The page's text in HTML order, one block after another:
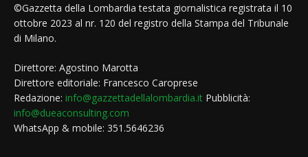
©Gazzetta della Lombardia testata giornalistica registrata il 10
ottobre 2023 al nr. 120 del registro della Stampa del Tribunale
di Milano.
Direttore: Agostino Marotta
Direttore editoriale: Francesco Caroprese
Redazione: info@gazzettadellalombardia.it Pubblicità:
info@dueaconsulting.com
WhatsApp & mobile: 351.5646236